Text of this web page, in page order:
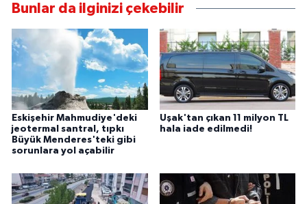
Bunlar da ilginizi çekebilir
Eskişehir Mahmudiye'deki
jeotermal santral, tıpkı
Büyük Menderes'teki gibi
sorunlara yol açabilir
Uşak'tan çıkan 11 milyon TL
hala iade edilmedi!